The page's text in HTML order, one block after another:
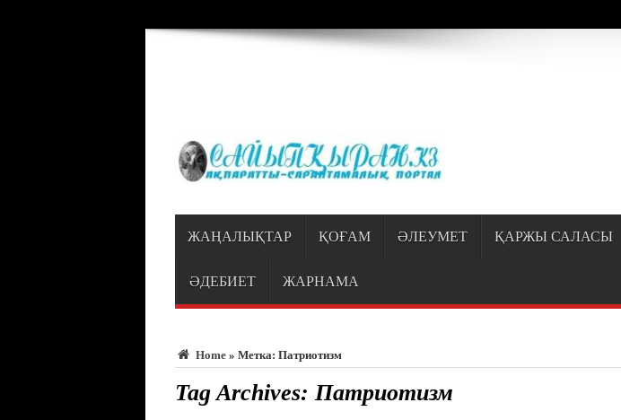
ЖАҢАЛЫҚТАР ҚОҒАМ ӘЛЕУМЕТ ҚАРЖЫ САЛАСЫ
ӘДЕБИЕТ ЖАРНАМА
Home » Метка: Патриотизм
Tag Archives:Патриотизм